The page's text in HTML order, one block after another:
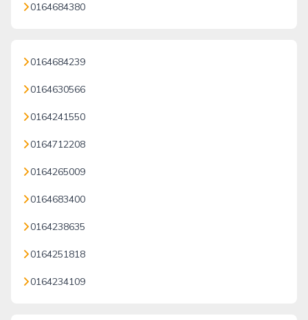
0164684380
0164684239
0164630566
0164241550
0164712208
0164265009
0164683400
0164238635
0164251818
0164234109